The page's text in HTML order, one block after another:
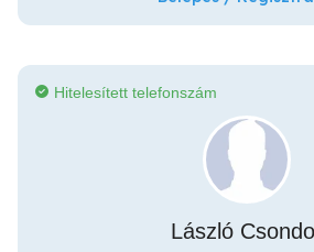
Hitelesített telefonszám
László